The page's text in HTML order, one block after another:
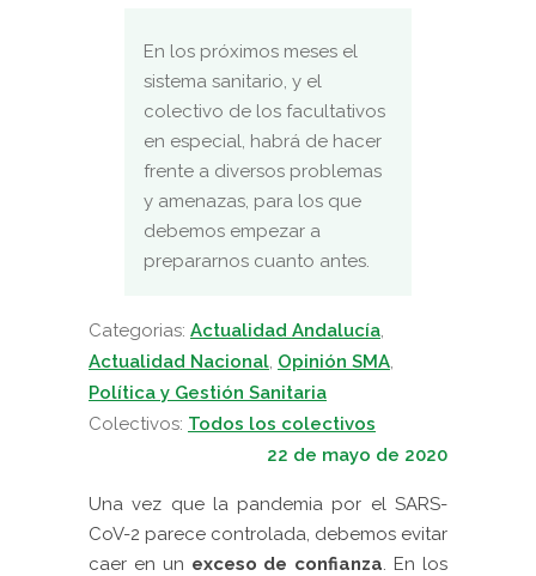
En los próximos meses el
sistema sanitario, y el
colectivo de los facultativos
en especial, habrá de hacer
frente a diversos problemas
y amenazas, para los que
debemos empezar a
prepararnos cuanto antes.
Categorias: Actualidad Andalucía,
Actualidad Nacional, Opinión SMA,
Política y Gestión Sanitaria
Colectivos: Todos los colectivos
22 de mayo de 2020
Una vez que la pandemia por el SARS-
CoV-2 parece controlada, debemos evitar
caer en un exceso de confianza. En los